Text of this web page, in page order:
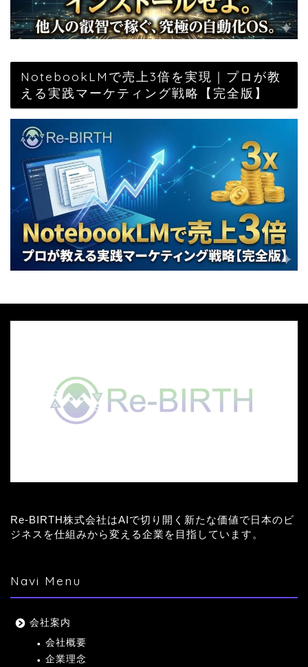
NotebookLMで売上3倍を実現｜プロが教
える実践マーケティング戦略【完全版】
Re-BIRTH株式会社はAIで切り開く新たな価値で日本のビ
ジネスを仕組みから変える企業を目指しています。
Navi Menu
会社案内
会社概要
企業理念